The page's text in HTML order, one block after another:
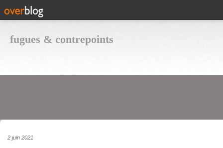
fugues & contrepoints
2 juin 2021